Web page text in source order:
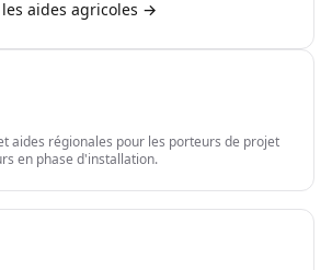
aides agricoles →
aides régionales pour les porteurs de projet
en phase d'installation.